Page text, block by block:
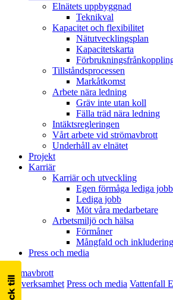
Elnätets uppbyggnad
Teknikval
Kapacitet och flexibilitet
Nätutvecklingsplan
Kapacitetskarta
Tillståndsprocessen
Markåtkomst
Arbete nära ledning
Gräv inte utan koll
Fälla träd nära ledning
Intäktsregleringen
Vårt arbete vid strömavbrott
Underhåll av elnätet
Projekt
Karriär
Karriär och utveckling
Egen förmåga lediga jobb
Lediga jobb
Möt våra medarbetare
Arbetsmiljö och hälsa
Förmåner
Mångfald och inkludering
Press och media
Strömavbrott
Vår verksamhet Press och media Vattenfall